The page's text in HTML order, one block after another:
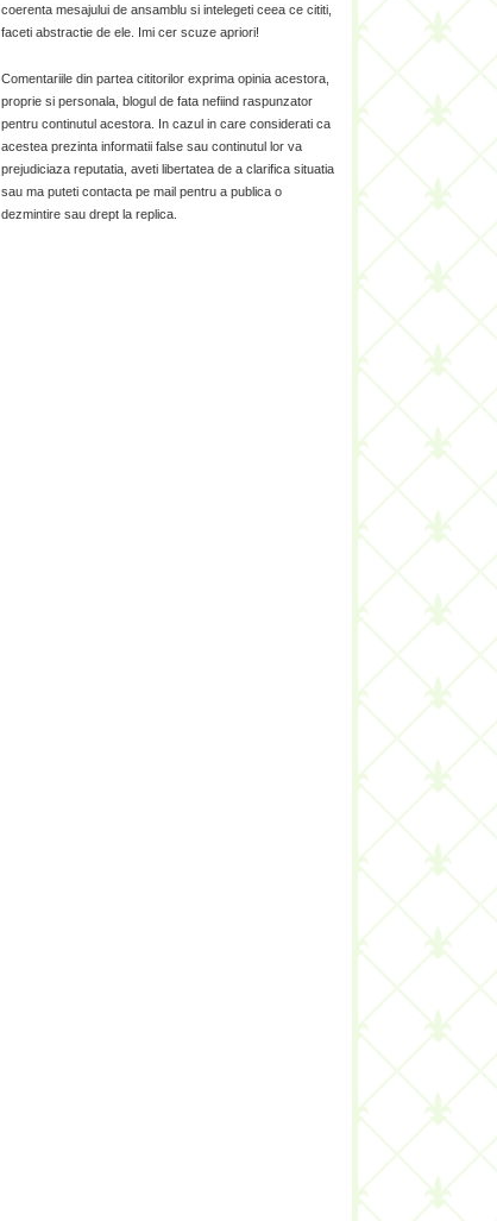
coerenta mesajului de ansamblu si intelegeti ceea ce cititi,
faceti abstractie de ele. Imi cer scuze apriori!
Comentariile din partea cititorilor exprima opinia acestora,
proprie si personala, blogul de fata nefiind raspunzator
pentru continutul acestora. In cazul in care considerati ca
acestea prezinta informatii false sau continutul lor va
prejudiciaza reputatia, aveti libertatea de a clarifica situatia
sau ma puteti contacta pe mail pentru a publica o
dezmintire sau drept la replica.